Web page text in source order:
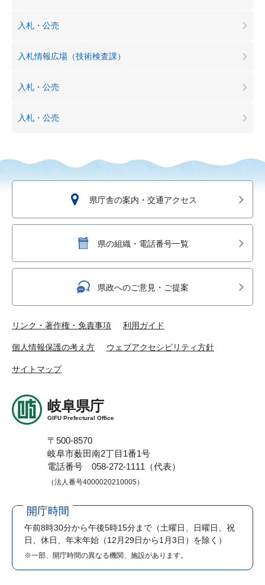
入札・公売
入札情報広場（技術検査課）
入札・公売
入札・公売
県庁舎の案内・交通アクセス
県の組織・電話番号一覧
県政へのご意見・ご提案
リンク・著作権・免責事項 利用ガイド
個人情報保護の考え方 ウェブアクセシビリティ方針
サイトマップ
岐阜県庁
GIFU Prefectural Office
〒500-8570
岐阜市薮田南2丁目1番1号
電話番号 058-272-1111（代表）
（法人番号4000020210005）
開庁時間
午前8時30分から午後5時15分まで （土曜日、日曜日、祝
日、休日、年末年始（12月29日から1月3日）を除く）
※一部、開庁時間の異なる機関、施設があります。